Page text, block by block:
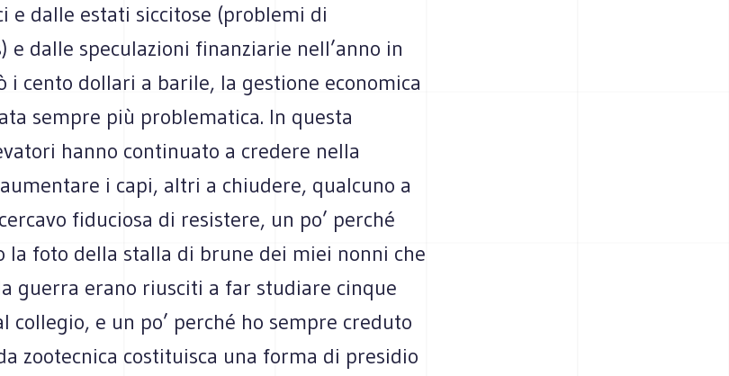
dalle estati siccitose (problemi di
e dalle speculazioni finanziarie nell’anno in
i cento dollari a barile, la gestione economica
sempre più problematica. In questa
hanno continuato a credere nella
i capi, altri a chiudere, qualcuno a
fiduciosa di resistere, un po’ perché
la foto della stalla di brune dei miei nonni che
guerra erano riusciti a far studiare cinque
e un po’ perché ho sempre creduto
zootecnica costituisca una forma di presidio